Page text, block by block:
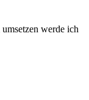
werde ich